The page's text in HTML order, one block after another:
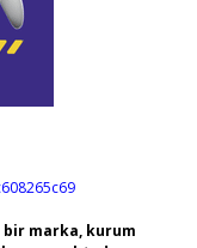
marka, kurum